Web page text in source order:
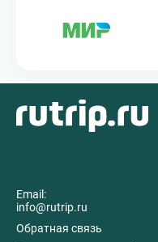
Email:
info@rutrip.ru
Обратная связь